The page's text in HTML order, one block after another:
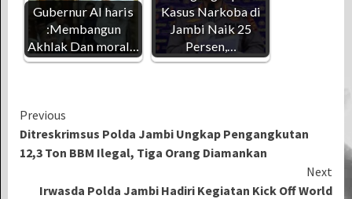
Gubernur Al haris
:Membangun
Akhlak Dan moral…
Kasus Narkoba di
Jambi Naik 25
Persen,…
Continue
Reading
Previous
Ditreskrimsus Polda Jambi Ungkap Pengangkutan
12,3 Ton BBM Ilegal, Tiga Orang Diamankan
Next
Irwasda Polda Jambi Hadiri Kegiatan Kick Off World